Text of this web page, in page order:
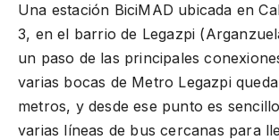
Una estación BiciMAD ubicada en
3, en el barrio de Legazpi
un paso de las principales
varias bocas de Metro Legazpi
metros, y desde ese punto es
varias líneas de bus cercanas para